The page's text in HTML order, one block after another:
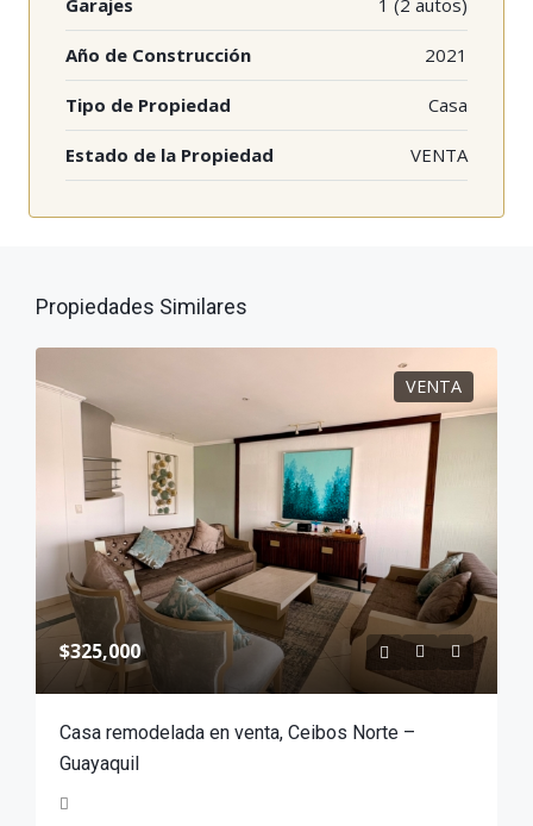
Garajes 1 (2 autos)
Año de Construcción 2021
Tipo de Propiedad Casa
Estado de la Propiedad VENTA
Propiedades Similares
VENTA
$325,000
Casa remodelada en venta, Ceibos Norte –
Guayaquil